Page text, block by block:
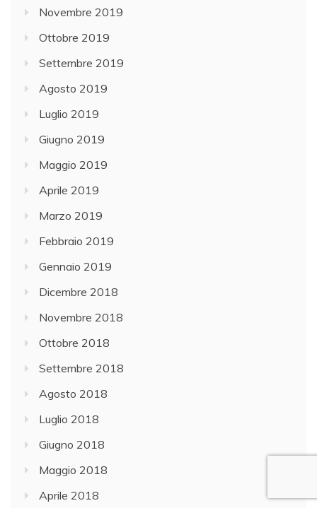
Novembre 2019
Ottobre 2019
Settembre 2019
Agosto 2019
Luglio 2019
Giugno 2019
Maggio 2019
Aprile 2019
Marzo 2019
Febbraio 2019
Gennaio 2019
Dicembre 2018
Novembre 2018
Ottobre 2018
Settembre 2018
Agosto 2018
Luglio 2018
Giugno 2018
Maggio 2018
Aprile 2018